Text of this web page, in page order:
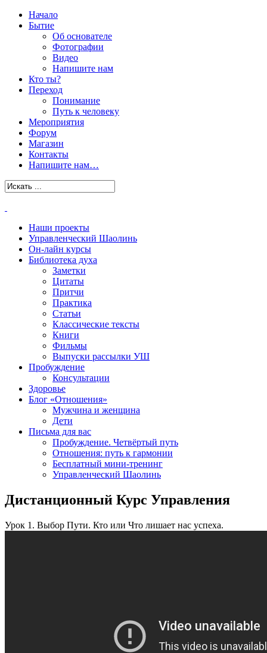
Начало
Бытие
Об основателе
Фотографии
Видео
Напишите нам
Кто ты?
Переход
Понимание
Путь к человеку
Мероприятия
Форум
Магазин
Контакты
Напишите нам…
Наши проекты
Управленческий Шаолинь
Он-лайн курсы
Библиотека духа
Заметки
Цитаты
Притчи
Практика
Статьи
Классические тексты
Книги
Фильмы
Выпуски рассылки УШ
Пробуждение
Консультации
Здоровье
Блог «Отношения»
Мужчина и женщина
Дети
Письма для вас
Пробуждение. Четвёртый путь
Отношения: путь к гармонии
Бесплатный мини-тренинг
Управленческий Шаолинь
Дистанционный Курс Управления
Урок 1. Выбор Пути. Кто или Что лишает нас успеха.